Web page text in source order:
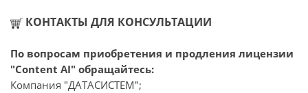
КОНТАКТЫ ДЛЯ КОНСУЛЬТАЦИИ
По вопросам приобретения и продления лицензии
"Content AI" обращайтесь:
Компания "ДАТАСИСТЕМ";